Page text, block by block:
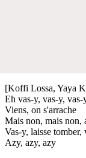
[Koffi Lossa, Yaya
Eh vas-y, vas-y,
Viens, on s'arrache
Mais non, mais non,
Vas-y, laisse
Azy, azy, azy